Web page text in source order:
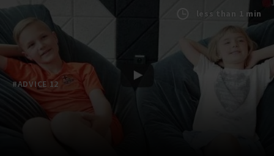
#ADVICE 12
less than 1 min